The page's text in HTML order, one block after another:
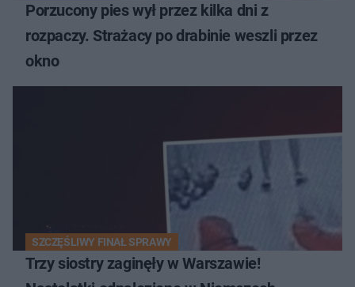
Porzucony pies wył przez kilka dni z
rozpaczy. Strażacy po drabinie weszli przez
okno
SZCZĘŚLIWY FINAŁ SPRAWY
Trzy siostry zaginęły w Warszawie!